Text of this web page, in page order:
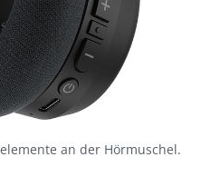
an der Hörmuschel.